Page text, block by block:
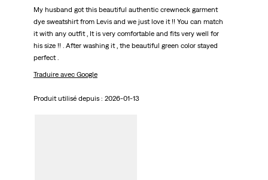
My husband got this beautiful authentic crewneck garment
dye sweatshirt from Levis and we just love it !! You can match
it with any outfit , It is very comfortable and fits very well for
his size !! . After washing it , the beautiful green color stayed
perfect .
Traduire avec Google
Produit utilisé depuis : 2026-01-13